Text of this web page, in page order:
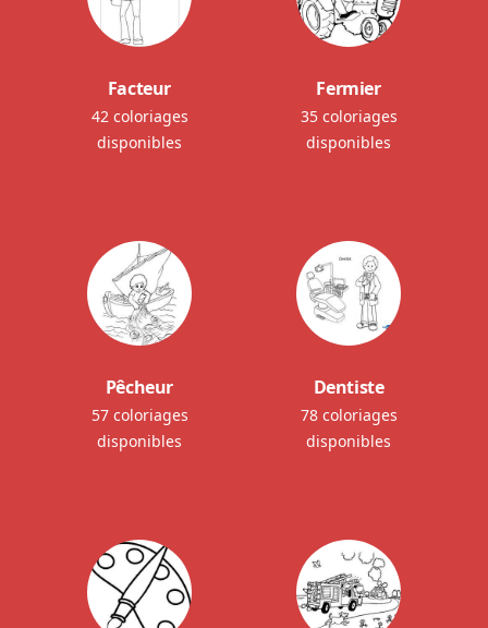
Facteur
42 coloriages
disponibles
Fermier
35 coloriages
disponibles
Pêcheur
57 coloriages
disponibles
Dentiste
78 coloriages
disponibles